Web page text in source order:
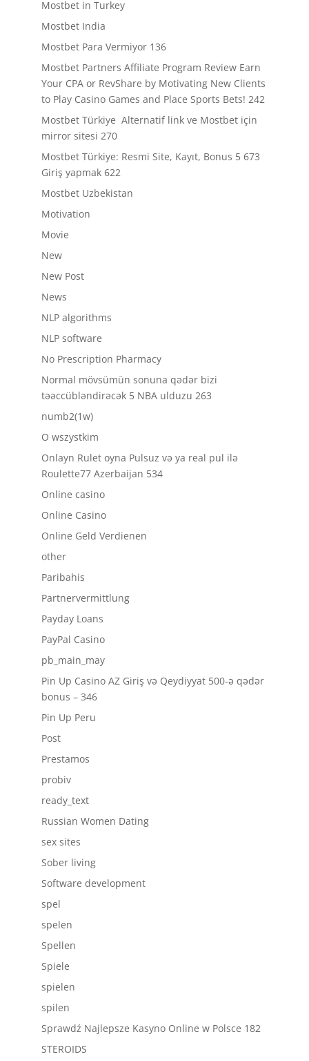
Mostbet in Turkey
Mostbet India
Mostbet Para Vermiyor 136
Mostbet Partners Affiliate Program Review Earn
Your CPA or RevShare by Motivating New Clients
to Play Casino Games and Place Sports Bets! 242
Mostbet Türkiye ️ Alternatif link ve Mostbet için
mirror sitesi 270
Mostbet Türkiye: Resmi Site, Kayıt, Bonus 5 673
Giriş yapmak 622
Mostbet Uzbekistan
Motivation
Movie
New
New Post
News
NLP algorithms
NLP software
No Prescription Pharmacy
Normal mövsümün sonuna qədər bizi
təəccübləndirəcək 5 NBA ulduzu 263
numb2(1w)
O wszystkim
Onlayn Rulet oyna Pulsuz və ya real pul ilə
Roulette77 Azerbaijan 534
Online casino
Online Casino
Online Geld Verdienen
other
Paribahis
Partnervermittlung
Payday Loans
PayPal Casino
pb_main_may
Pin Up Casino AZ Giriş və Qeydiyyat 500-ə qədər
bonus – 346
Pin Up Peru
Post
Prestamos
probiv
ready_text
Russian Women Dating
sex sites
Sober living
Software development
spel
spelen
Spellen
Spiele
spielen
spilen
Sprawdź Najlepsze Kasyno Online w Polsce 182
STEROIDS